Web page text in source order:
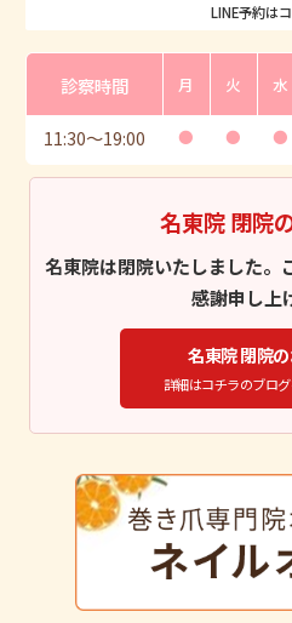
LINE予約は
診察時間 月 火 水
11:30〜19:00 ● ● ●
名東院 閉院
名東院は閉院いたしました。
感謝申し上
名東院 閉院
詳細はコチラのブロ